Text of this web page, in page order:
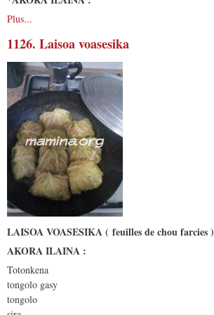
Plus...
1126. Laisoa voasesika
LAISOA VOASESIKA ( feuilles de chou farcies )
AKORA ILAINA :
Totonkena
tongolo gasy
tongolo